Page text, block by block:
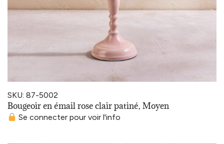
SKU: 87-5002
Bougeoir en émail rose clair patiné, Moyen
Se connecter pour voir l'info